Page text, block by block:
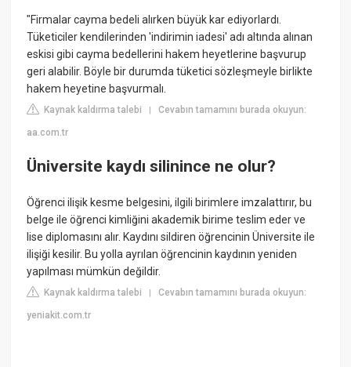
"Firmalar cayma bedeli alırken büyük kar ediyorlardı.
Tüketiciler kendilerinden 'indirimin iadesi' adı altında alınan
eskisi gibi cayma bedellerini hakem heyetlerine başvurup
geri alabilir. Böyle bir durumda tüketici sözleşmeyle birlikte
hakem heyetine başvurmalı.
Kaynak kaldırma talebi |Cevabın tamamını burada okuyun:
aa.com.tr
Üniversite kaydı silinince ne olur?
Öğrenci ilişik kesme belgesini, ilgili birimlere imzalattırır, bu
belge ile öğrenci kimliğini akademik birime teslim eder ve
lise diplomasını alır. Kaydını sildiren öğrencinin Üniversite ile
ilişiği kesilir. Bu yolla ayrılan öğrencinin kaydının yeniden
yapılması mümkün değildir.
Kaynak kaldırma talebi |Cevabın tamamını burada okuyun:
yeniakit.com.tr